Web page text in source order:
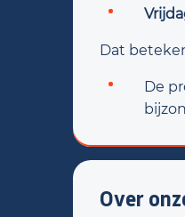
Dat
De
Over